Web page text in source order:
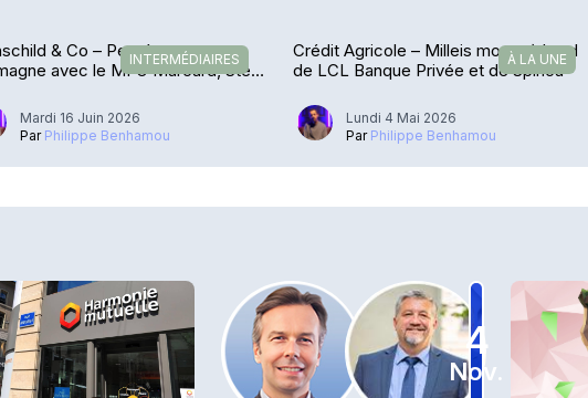
INTERMÉDIAIRES
& Co – Percée en
avec le MFO Marcard, Stein
Mardi 16 Juin 2026
Par Philippe Benhamou
À LA UNE
Crédit Agricole – Milleis monte à bord
de LCL Banque Privée et de Spirica
Lundi 4 Mai 2026
Par Philippe Benhamou
4
Nov.